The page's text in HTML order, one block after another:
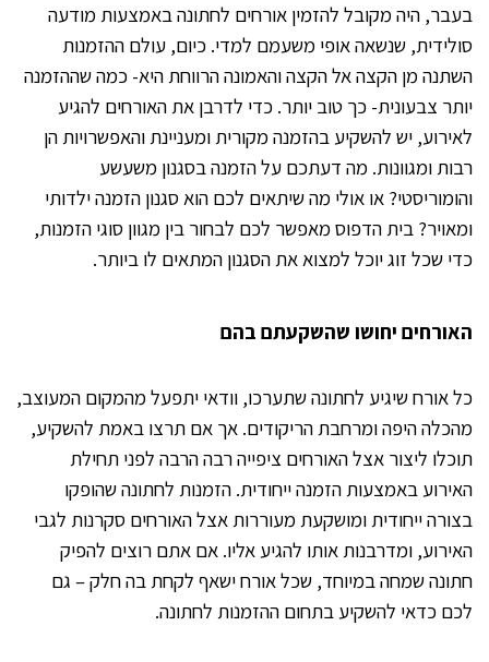
בעבר, היה מקובל להזמין אורחים לחתונה באמצעות מודעה
סולידית, שנשאה אופי משעמם למדי. כיום, עולם ההזמנות
השתנה מן הקצה אל הקצה והאמונה הרווחת היא- כמה שההזמנה
יותר צבעונית- כך טוב יותר. כדי לדרבן את האורחים להגיע
לאירוע, יש להשקיע בהזמנה מקורית ומעניינת והאפשרויות הן
רבות ומגוונות. מה דעתכם על הזמנה בסגנון משעשע
והומוריסטי? או אולי מה שיתאים לכם הוא סגנון הזמנה ילדותי
ומאויר? בית הדפוס מאפשר לכם לבחור בין מגוון סוגי הזמנות,
כדי שכל זוג יוכל למצוא את הסגנון המתאים לו ביותר.
האורחים יחושו שהשקעתם בהם
כל אורח שיגיע לחתונה שתערכו, וודאי יתפעל מהמקום המעוצב,
מהכלה היפה ומרחבת הריקודים. אך אם תרצו באמת להשקיע,
תוכלו ליצור אצל האורחים ציפייה רבה הרבה לפני תחילת
האירוע באמצעות הזמנה ייחודית. הזמנות לחתונה שהופקו
בצורה ייחודית ומושקעת מעוררות אצל האורחים סקרנות לגבי
האירוע, ומדרבנות אותו להגיע אליו. אם אתם רוצים להפיק
חתונה שמחה במיוחד, שכל אורח ישאף לקחת בה חלק – גם
לכם כדאי להשקיע בתחום ההזמנות לחתונה.